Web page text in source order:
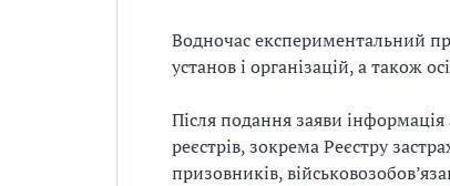
Водночас експериментальний
установ і організацій, а також
Після подання заяви
реєстрів, зокрема Реєстру
призовників,